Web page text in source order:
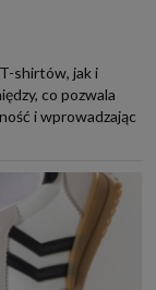
shirtów, jak i
co pozwala
i wprowadzając